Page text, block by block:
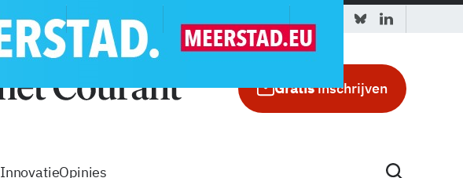
Tip de redactie
Gratisinschrijven
InnovatieOpinies